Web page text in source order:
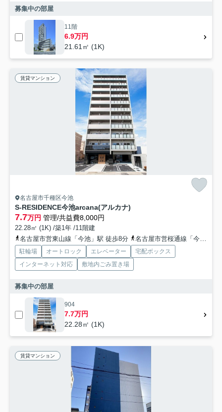
募集中の部屋
11階
6.9万円
21.61㎡ (1K)
賃貸マンション
名古屋市千種区今池
S-RESIDENCE今池arcana(アルカナ)
7.7万円 管理/共益費8,000円
22.28㎡ (1K) /築1年 /11階建
名古屋市営東山線「今池」駅 徒歩8分
名古屋市営桜通線「今池」駅 徒歩8分
駐輪場 オートロック エレベーター
宅配ボックス
インターネット対応
敷地内ごみ置き場
募集中の部屋
904
7.7万円
22.28㎡ (1K)
賃貸マンション